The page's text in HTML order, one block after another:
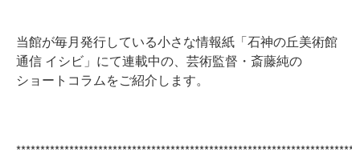
当館が毎月発行している小さな情報紙「石神の丘美術館
通信 イシビ」にて連載中の、芸術監督・斎藤純の
ショートコラムをご紹介します。